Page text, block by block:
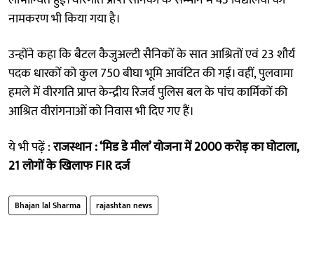
नामकरण भी किया गया है।
उन्होंने कहा कि बैटल कैजुअल्टी सैनिकों के सात आश्रितों एवं 23 शौर्य
पदक धारकों को कुल 750 बीघा भूमि आवंटित की गई। वहीं, पुलवामा
हमले में वीरगति प्राप्त केन्द्रीय रिजर्व पुलिस बल के पांच कार्मिकों की
आश्रित वीरांगनाओं को निवास भी दिए गए हैं।
ये भी पढ़ें :राजस्थान : ‘मिड डे मील’ योजना में 2000 करोड़ का घोटाला,
21 लोगों के खिलाफ FIR दर्ज
Bhajan lal Sharma rajashtan news